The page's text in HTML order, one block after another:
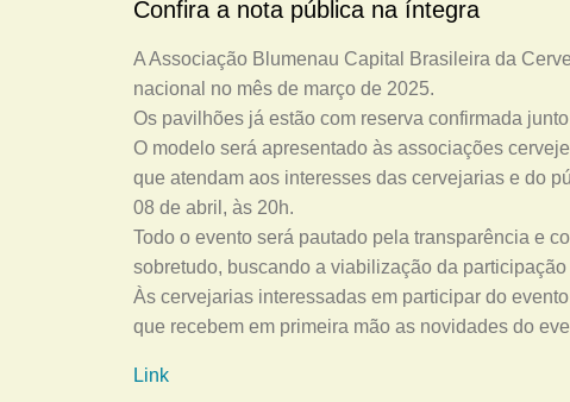
Confira a nota pública na íntegra
A Associação Blumenau Capital Brasileira da
nacional no mês de março de 2025.
Os pavilhões já estão com reserva confirmada
O modelo será apresentado às associações
que atendam aos interesses das cervejarias e do
08 de abril, às 20h.
Todo o evento será pautado pela transparência e
sobretudo, buscando a viabilização da
Às cervejarias interessadas em participar do
que recebem em primeira mão as novidades do
Link